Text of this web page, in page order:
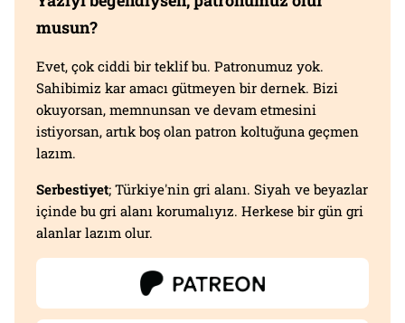
musun?
Evet, çok ciddi bir teklif bu. Patronumuz yok.
Sahibimiz kar amacı gütmeyen bir dernek. Bizi
okuyorsan, memnunsan ve devam etmesini
istiyorsan, artık boş olan patron koltuğuna geçmen
lazım.
Serbestiyet; Türkiye'nin gri alanı. Siyah ve beyazlar
içinde bu gri alanı korumalıyız. Herkese bir gün gri
alanlar lazım olur.